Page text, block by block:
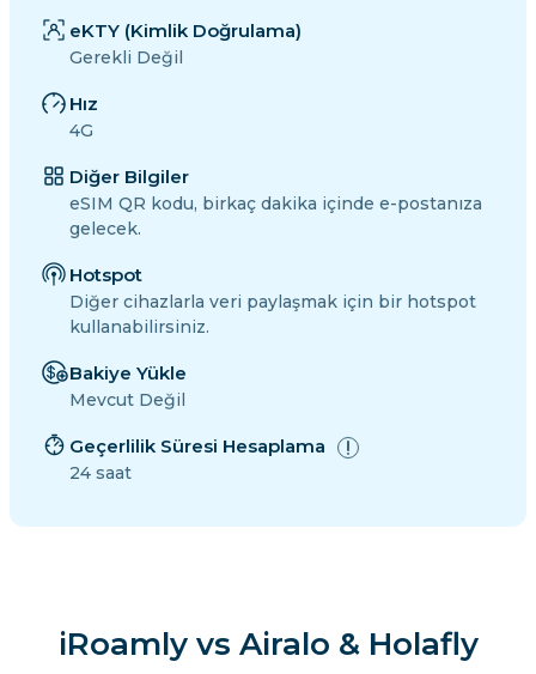
eKTY (Kimlik Doğrulama)
Gerekli Değil
Hız
4G
Diğer Bilgiler
eSIM QR kodu, birkaç dakika içinde e-postanıza
gelecek.
Hotspot
Diğer cihazlarla veri paylaşmak için bir hotspot
kullanabilirsiniz.
Bakiye Yükle
Mevcut Değil
Geçerlilik Süresi Hesaplama
24 saat
iRoamly vs Airalo & Holafly